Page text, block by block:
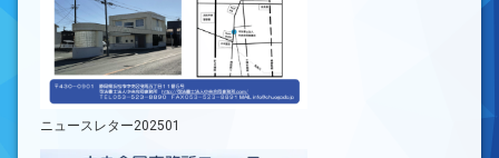
ニュースレター202501